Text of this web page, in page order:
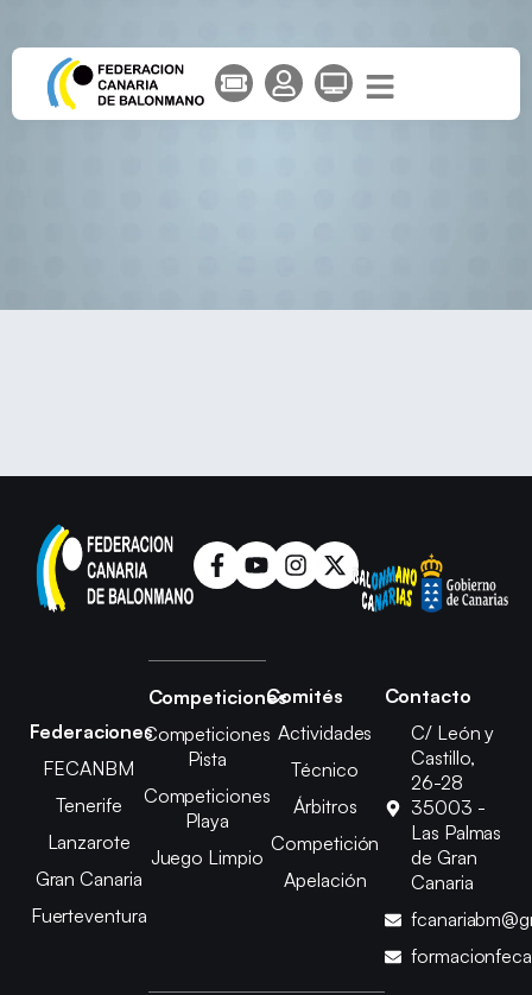
Federaciones
FECANBM
Tenerife
Lanzarote
Gran Canaria
Fuerteventura
Competiciones
Competiciones
Pista
Competiciones
Playa
Juego Limpio
Comités
Actividades
Técnico
Árbitros
Competición
Apelación
Contacto
C/ León y
Castillo,
26-28
35003 -
Las Palmas
de Gran
Canaria